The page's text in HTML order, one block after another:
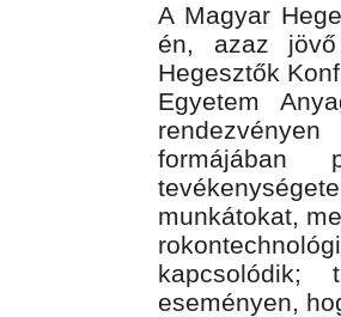
A Magyar
én, azaz
Hegesztők
Egyetem
formájában
munkátokat,
eseményen,